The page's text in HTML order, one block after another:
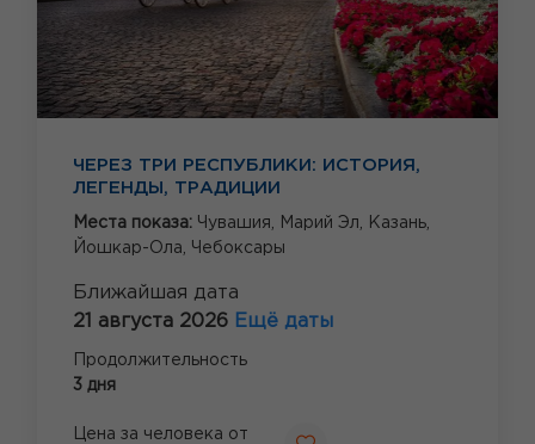
ЧЕРЕЗ ТРИ РЕСПУБЛИКИ: ИСТОРИЯ,
ЛЕГЕНДЫ, ТРАДИЦИИ
Места показа: Чувашия, Марий Эл,
Казань,
Йошкар-Ола, Чебоксары
Ближайшая дата
21 августа 2026 Ещё даты
Продолжительность
3 дня
Цена за человека от